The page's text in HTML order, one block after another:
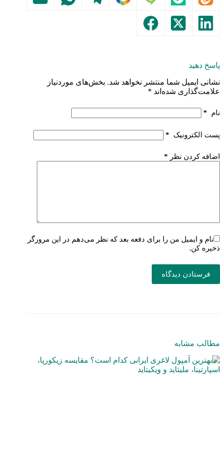
پاسخ دهید
نشانی ایمیل شما منتشر نخواهد شد. بخش‌های موردنیاز
علامت‌گذاری شده‌اند *
نام *
پست الکترونیک *
اضافه کردن نظر *
نام و ایمیل من را برای دفعه بعد که نظر می‌دهم در این مرورگر
ذخیره کن.
فرستادن دیدگاه
مطالب مشابه